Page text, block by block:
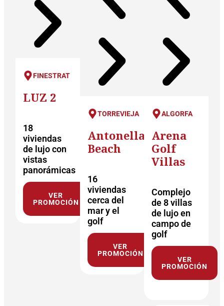
FINESTRAT
LUZ 2
18
viviendas
de lujo con
vistas
panorámicas
VER
PROMOCIÓN
TORREVIEJA
Antonella
Beach
16
viviendas
cerca del
mar y el
golf
VER
PROMOCIÓN
ALGORFA
Arena
Golf
Villas
Complejo
de 8 villas
de lujo en
campo de
golf
VER
PROMOCIÓN